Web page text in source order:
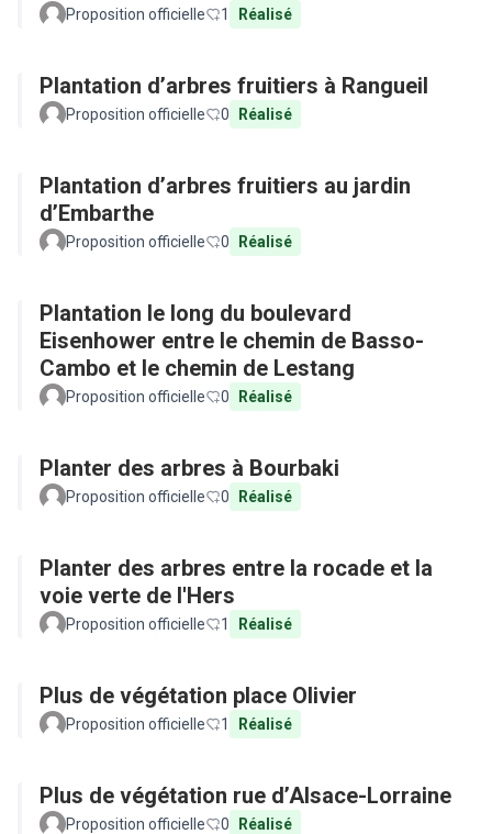
Proposition officielle 1 Réalisé
Plantation d’arbres fruitiers à Rangueil
Proposition officielle 0 Réalisé
Plantation d’arbres fruitiers au jardin
d’Embarthe
Proposition officielle 0 Réalisé
Plantation le long du boulevard
Eisenhower entre le chemin de Basso-
Cambo et le chemin de Lestang
Proposition officielle 0 Réalisé
Planter des arbres à Bourbaki
Proposition officielle 0 Réalisé
Planter des arbres entre la rocade et la
voie verte de l'Hers
Proposition officielle 1 Réalisé
Plus de végétation place Olivier
Proposition officielle 1 Réalisé
Plus de végétation rue d’Alsace-Lorraine
Proposition officielle 0 Réalisé